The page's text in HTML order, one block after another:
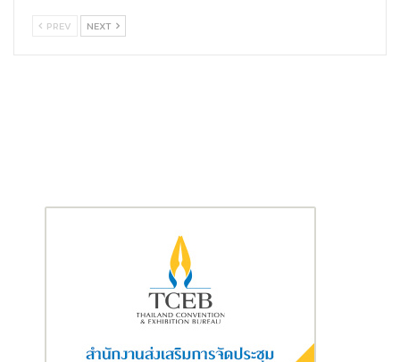
“สิ่งสำคัญคือ ความใส่ใจที่มีต่อสังคม ด้วยการส่งเสริมให้ประชาชนมี
PREV NEXT